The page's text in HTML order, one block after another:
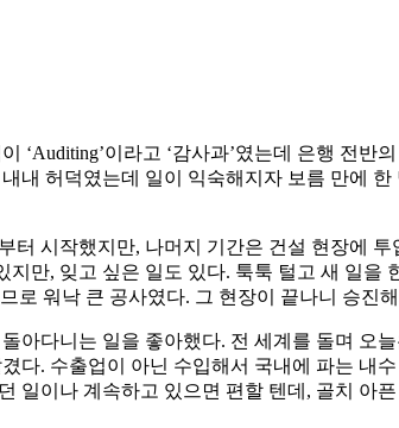
‘Auditing’이라고 ‘감사과’였는데 은행 전
내 허덕였는데 일이 익숙해지자 보름 만에
터 시작했지만, 나머지 기간은 건설 현장에
지만, 잊고 싶은 일도 있다. 툭툭 털고 새 일
로 워낙 큰 공사였다. 그 현장이 끝나니 승진
아다니는 일을 좋아했다. 전 세계를 돌며
다. 수출업이 아닌 수입해서 국내에 파는
일이나 계속하고 있으면 편할 텐데, 골치 아